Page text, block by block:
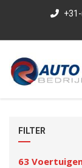
FILTER
63